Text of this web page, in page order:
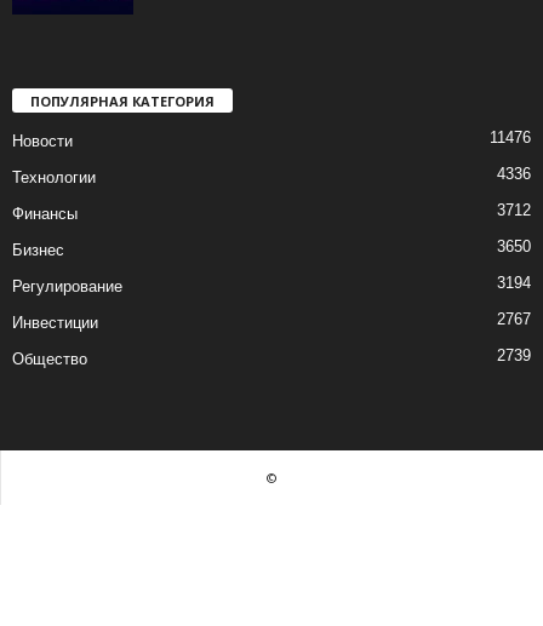
ПОПУЛЯРНАЯ КАТЕГОРИЯ
Новости 11476
Технологии 4336
Финансы 3712
Бизнес 3650
Регулирование 3194
Инвестиции 2767
Общество 2739
©